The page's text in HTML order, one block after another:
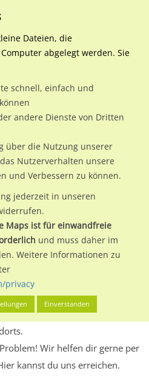
Hamburg
Hamburg, Freie und
S-Bf Elbgaustr, Bstg., Gl. 2
Bstg., Gl. 2
am Standort S-Bf
Eidelstedt)in Hamburg,
Werbeflächen individuelle und
undLeistungswerte. Damit
Buchung im Detail über den
Werbewirkung sowie
den zugelassenen
im unteren Teil dieser Seite
Wir helfen dir gerne per
kannst du uns erreichen.
Dateien, die
abgelegt werden. Sie
schnell, einfach und
andere Dienste von Dritten
über die Nutzung unserer
Nutzerverhalten unsere
und Verbessern zu können.
jederzeit in unseren
Maps ist für einwandfreie
und muss daher im
Weitere Informationen zu
privacy
Einverstanden